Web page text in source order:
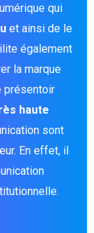
qui
et ainsi de le
également
la marque
présentoir
haute
sont
En effet, il